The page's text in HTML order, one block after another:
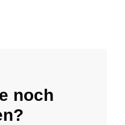
noch